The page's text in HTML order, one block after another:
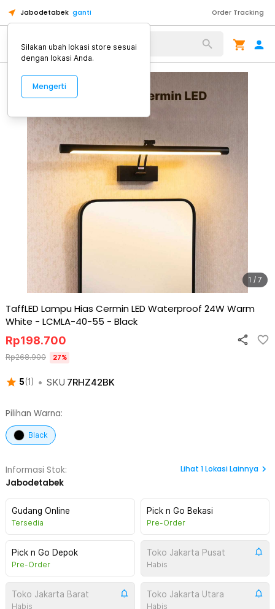
Jabodetabek ganti Order Tracking
Alat Kopi
1 / 7
TaffLED Lampu Hias Cermin LED Waterproof 24W Warm
White - LCMLA-40-55 - Black
5(1 ) • SKU 7RHZ42BK
Rp198.700
Rp268.900 27%
Pilihan Warna:
Black
Informasi Stok:
Jabodetabek
Lihat 1Lokasi Lainnya
Gudang Online
Tersedia
Pick n Go Bekasi
Pre-Order
Pick n Go Depok
Pre-Order
Toko Jakarta Pusat
Habis
Toko Jakarta Barat
Habis
Toko Jakarta Utara
Habis
Silakan ubah lokasi store sesuai
dengan lokasi Anda.
Mengerti